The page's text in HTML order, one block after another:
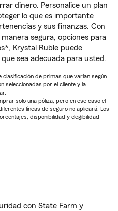
dinero. Personalice un plan
lo que es importante
y sus finanzas. Con
segura, opciones para
Krystal Ruble puede
sea adecuada para usted.
de primas que varían según
seleccionadas por el cliente y la
solo una póliza, pero en ese caso el
líneas de seguro no aplicará. Los
disponibilidad y elegibilidad
con State Farm y